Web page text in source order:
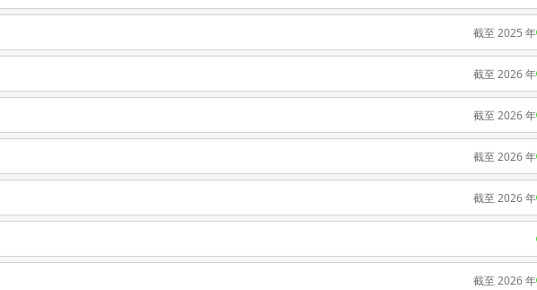
截至 2025 年
截至 2026 年
截至 2026 年
截至 2026 年
截至 2026 年
截至 2026 年